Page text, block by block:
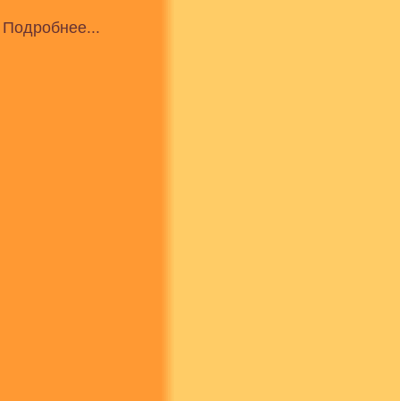
Подробнее...